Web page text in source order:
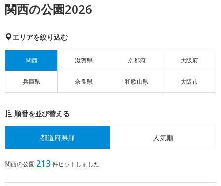
関西の公園2026
エリアを絞り込む
関西 滋賀県 京都府 大阪府
兵庫県 奈良県 和歌山県 大阪市
順番を並び替える
都道府県順 人気順
関西の公園 213 件ヒットしました